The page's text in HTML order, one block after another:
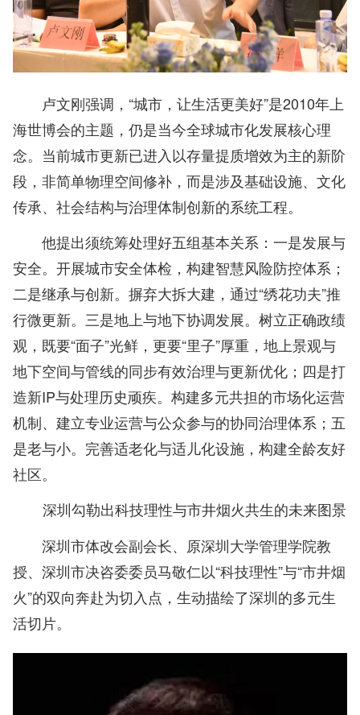
卢文刚强调，“城市，让生活更美好”是2010年上
海世博会的主题，仍是当今全球城市化发展核心理
念。当前城市更新已进入以存量提质增效为主的新阶
段，非简单物理空间修补，而是涉及基础设施、文化
传承、社会结构与治理体制创新的系统工程。
他提出须统筹处理好五组基本关系：一是发展与
安全。开展城市安全体检，构建智慧风险防控体系；
二是继承与创新。摒弃大拆大建，通过“绣花功夫”推
行微更新。三是地上与地下协调发展。树立正确政绩
观，既要“面子”光鲜，更要“里子”厚重，地上景观与
地下空间与管线的同步有效治理与更新优化；四是打
造新IP与处理历史顽疾。构建多元共担的市场化运营
机制、建立专业运营与公众参与的协同治理体系；五
是老与小。完善适老化与适儿化设施，构建全龄友好
社区。
深圳勾勒出科技理性与市井烟火共生的未来图景
深圳市体改会副会长、原深圳大学管理学院教
授、深圳市决咨委委员马敬仁以“科技理性”与“市井烟
火”的双向奔赴为切入点，生动描绘了深圳的多元生
活切片。